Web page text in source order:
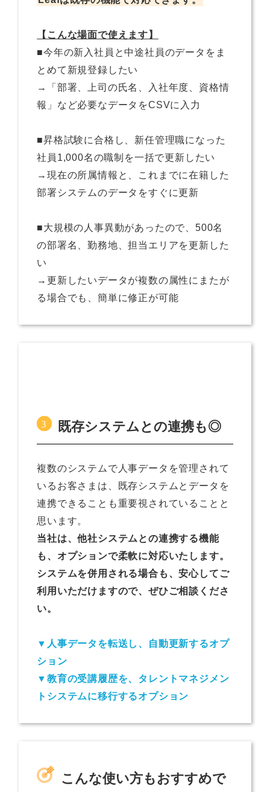
【こんな場面で使えます】
■今年の新入社員と中途社員のデータをま
とめて新規登録したい
→「部署、上司の氏名、入社年度、資格情
報」など必要なデータをCSVに入力
■昇格試験に合格し、新任管理職になった
社員1,000名の職制を一括で更新したい
→現在の所属情報と、これまでに在籍した
部署システムのデータをすぐに更新
■大規模の人事異動があったので、500名
の部署名、勤務地、担当エリアを更新した
い
→更新したいデータが複数の属性にまたが
る場合でも、簡単に修正が可能
既存システムとの連携も◎
複数のシステムで人事データを管理されて
いるお客さまは、既存システムとデータを
連携できることも重要視されていることと
思います。
当社は、他社システムとの連携する機能
も、オプションで柔軟に対応いたします。
システムを併用される場合も、安心してご
利用いただけますので、ぜひご相談くださ
い。
▼人事データを転送し、自動更新するオプ
ション
▼教育の受講履歴を、タレントマネジメン
トシステムに移行するオプション
こんな使い方もおすすめで